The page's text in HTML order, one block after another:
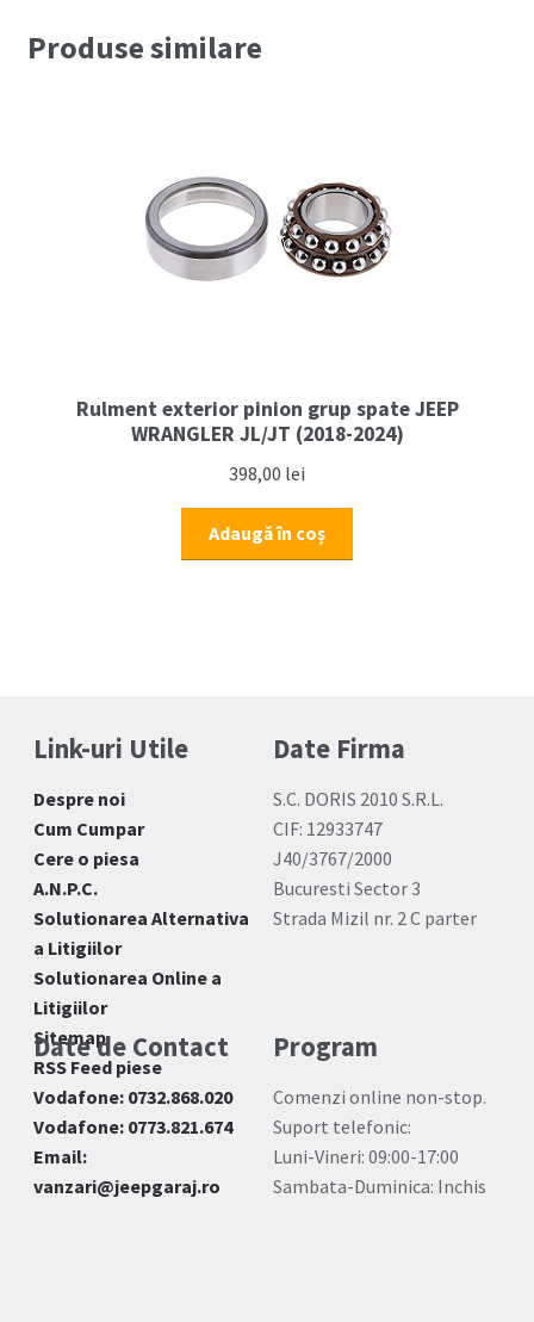
grup
Produse similare
Rulment exterior pinion grup spate JEEP
WRANGLER JL/JT (2018-2024)
398,00 lei
Adaugă în coș
Link-uri Utile
Despre noi
Cum Cumpar
Cere o piesa
A.N.P.C.
Solutionarea Alternativa
a Litigiilor
Solutionarea Online a
Litigiilor
Sitemap
RSS Feed piese
Date Firma
S.C. DORIS 2010 S.R.L.
CIF: 12933747
J40/3767/2000
Bucuresti Sector 3
Strada Mizil nr. 2 C parter
Date de Contact
Vodafone: 0732.868.020
Vodafone: 0773.821.674
Email:
vanzari@jeepgaraj.ro
Program
Comenzi online non-stop.
Suport telefonic:
Luni-Vineri: 09:00-17:00
Sambata-Duminica: Inchis